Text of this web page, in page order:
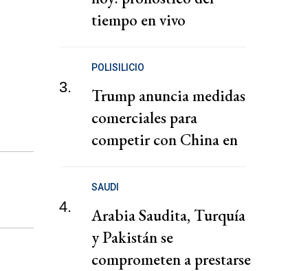
tiempo en vivo
3.
POLISILICIO
Trump anuncia medidas
comerciales para
competir con China en
chips
4.
SAUDI
Arabia Saudita, Turquía
y Pakistán se
comprometen a prestarse